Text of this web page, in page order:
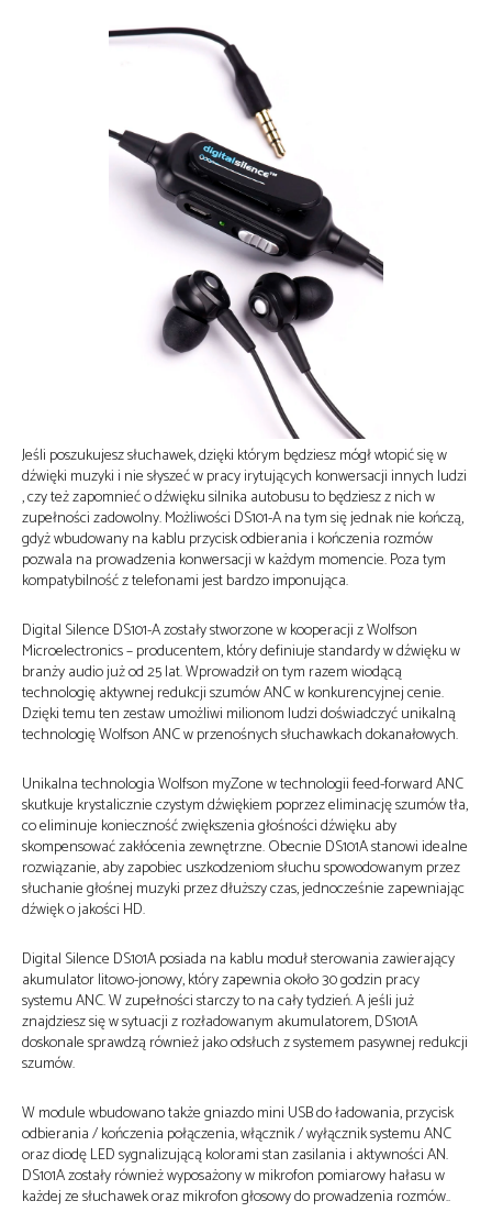
Jeśli poszukujesz słuchawek, dzięki którym będziesz mógł wtopić się w
dźwięki muzyki i nie słyszeć w pracy irytujących konwersacji innych ludzi
, czy też zapomnieć o dźwięku silnika autobusu to będziesz z nich w
zupełności zadowolny. Możliwości DS101-A na tym się jednak nie kończą,
gdyż wbudowany na kablu przycisk odbierania i kończenia rozmów
pozwala na prowadzenia konwersacji w każdym momencie. Poza tym
kompatybilność z telefonami jest bardzo imponująca.
Digital Silence DS101-A zostały stworzone w kooperacji z Wolfson
Microelectronics – producentem, który definiuje standardy w dźwięku w
branży audio już od 25 lat. Wprowadził on tym razem wiodącą
technologię aktywnej redukcji szumów ANC w konkurencyjnej cenie.
Dzięki temu ten zestaw umożliwi milionom ludzi doświadczyć unikalną
technologię Wolfson ANC w przenośnych słuchawkach dokanałowych.
Unikalna technologia Wolfson myZone w technologii feed-forward ANC
skutkuje krystalicznie czystym dźwiękiem poprzez eliminację szumów tła,
co eliminuje konieczność zwiększenia głośności dźwięku aby
skompensować zakłócenia zewnętrzne. Obecnie DS101A stanowi idealne
rozwiązanie, aby zapobiec uszkodzeniom słuchu spowodowanym przez
słuchanie głośnej muzyki przez dłuższy czas, jednocześnie zapewniając
dźwięk o jakości HD.
Digital Silence DS101A posiada na kablu moduł sterowania zawierający
akumulator litowo-jonowy, który zapewnia około 30 godzin pracy
systemu ANC. W zupełności starczy to na cały tydzień. A jeśli już
znajdziesz się w sytuacji z rozładowanym akumulatorem, DS101A
doskonale sprawdzą również jako odsłuch z systemem pasywnej redukcji
szumów.
W module wbudowano także gniazdo mini USB do ładowania, przycisk
odbierania / kończenia połączenia, włącznik / wyłącznik systemu ANC
oraz diodę LED sygnalizującą kolorami stan zasilania i aktywności AN.
DS101A zostały również wyposażony w mikrofon pomiarowy hałasu w
każdej ze słuchawek oraz mikrofon głosowy do prowadzenia rozmów..